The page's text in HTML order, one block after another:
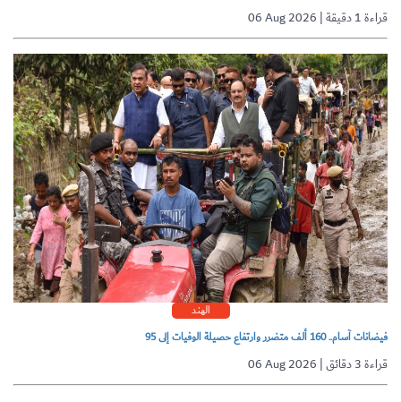
06 Aug 2026 | قراءة 1 دقيقة
الهند
فيضانات آسام.. 160 ألف متضرر وارتفاع حصيلة الوفيات إلى 95
06 Aug 2026 | قراءة 3 دقائق